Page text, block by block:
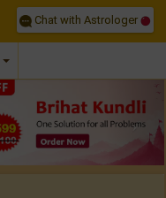
Chat with Astrologer